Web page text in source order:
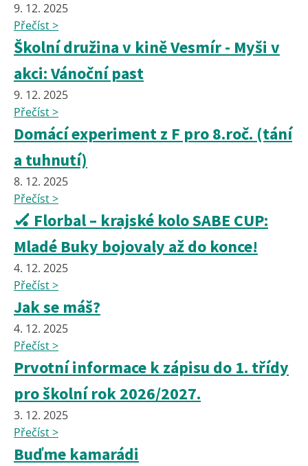
9. 12. 2025
Přečíst >
Školní družina v kině Vesmír - Myši v
akci: Vánoční past
9. 12. 2025
Přečíst >
Domácí experiment z F pro 8.roč. (tání
a tuhnutí)
8. 12. 2025
Přečíst >
🏑 Florbal – krajské kolo SABE CUP:
Mladé Buky bojovaly až do konce!
4. 12. 2025
Přečíst >
Jak se máš?
4. 12. 2025
Přečíst >
Prvotní informace k zápisu do 1. třídy
pro školní rok 2026/2027.
3. 12. 2025
Přečíst >
Buďme kamarádi